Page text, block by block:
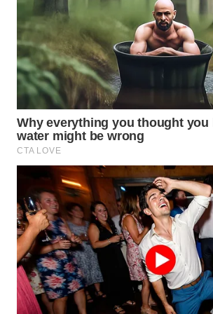
INFRASTRUKTUR
WAHANA
KONSUMEN
WAHANA
LISTRIK
WAHANA
WAHANA
TV
WAHANANEWS
ID
WAHANANEWS